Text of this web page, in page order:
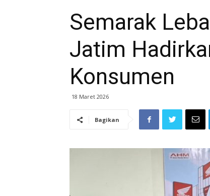
Semarak
Jatim
Konsumen
18 Maret 2026
Bagikan